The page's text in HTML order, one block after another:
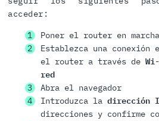
acceder:
Poner el router en marcha
Establezca una
el router a través de
red
Abra el navegador
Introduzca la dirección
direcciones y confirme